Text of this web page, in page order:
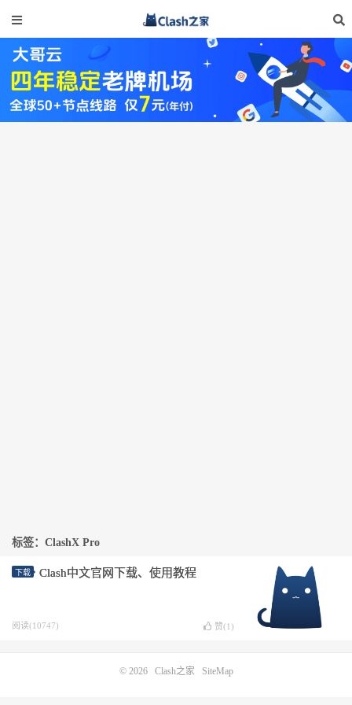
标签：ClashX Pro
下载 Clash中文官网下载、使用教程
阅读(10747) 赞(1 )
© 2026 Clash之家 SiteMap